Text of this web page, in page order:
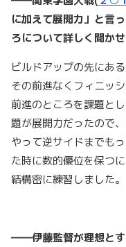
に加えて展開力」と言
ろについて詳しく聞か
ビルドアップの先にあ
その前進なくフィニッ
前進のところを課題と
題が展開力だったので
やって逆サイドまでも
た時に数的優位を保つ
結構密に練習しました。
――伊藤監督が理想とす